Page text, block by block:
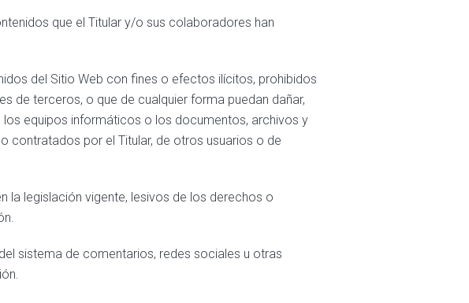
que el Titular y/o sus colaboradores han
del Sitio Web con fines o efectos ilícitos, prohibidos
de terceros, o que de cualquier forma puedan dañar,
equipos informáticos o los documentos, archivos y
contratados por el Titular, de otros usuarios o de
la legislación vigente, lesivos de los derechos o
sistema de comentarios, redes sociales u otras